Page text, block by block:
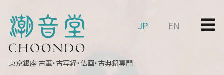
東京銀座 古筆・古写経・仏画・古典籍専門
JP EN